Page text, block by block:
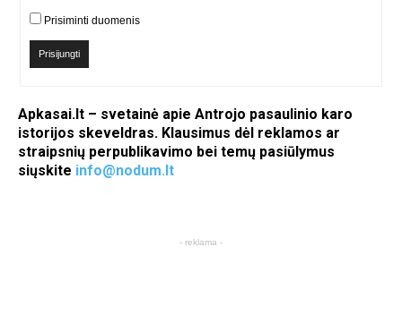
Prisiminti duomenis
Prisijungti
Apkasai.lt – svetainė apie Antrojo pasaulinio karo
istorijos skeveldras. Klausimus dėl reklamos ar
straipsnių perpublikavimo bei temų pasiūlymus
siųskite info@nodum.lt
- reklama -